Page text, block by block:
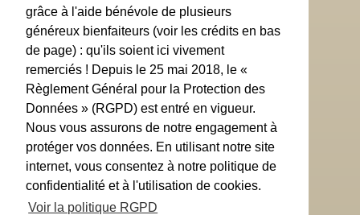
grâce à l'aide bénévole de plusieurs
généreux bienfaiteurs (voir les crédits en bas
de page) : qu'ils soient ici vivement
remerciés ! Depuis le 25 mai 2018, le «
Règlement Général pour la Protection des
Données » (RGPD) est entré en vigueur.
Nous vous assurons de notre engagement à
protéger vos données. En utilisant notre site
internet, vous consentez à notre politique de
confidentialité et à l'utilisation de cookies.
Voir la politique RGPD